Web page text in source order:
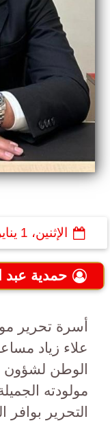
الإثنين، 1 يناير 2024
حمدية عبد
أسرة تحرير
علاء زياد
الوطن لشؤون
مولودته
التحرير